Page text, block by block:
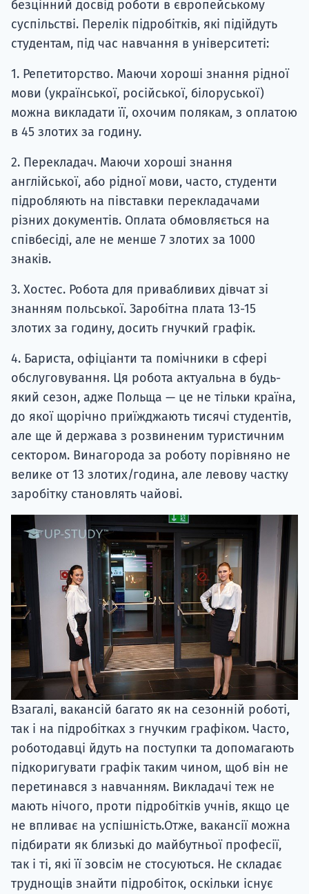
безцінний досвід роботи в європейському
суспільстві. Перелік підробітків, які підійдуть
студентам, під час навчання в університеті:
1. Репетиторство. Маючи хороші знання рідної
мови (української, російської, білоруської)
можна викладати її, охочим полякам, з оплатою
в 45 злотих за годину.
2. Перекладач. Маючи хороші знання
англійської, або рідної мови, часто, студенти
підробляють на півставки перекладачами
різних документів. Оплата обмовляється на
співбесіді, але не менше 7 злотих за 1000
знаків.
3. Хостес. Робота для привабливих дівчат зі
знанням польської. Заробітна плата 13-15
злотих за годину, досить гнучкий графік.
4. Бариста, офіціанти та помічники в сфері
обслуговування. Ця робота актуальна в будь-
який сезон, адже Польща — це не тільки країна,
до якої щорічно приїжджають тисячі студентів,
але ще й держава з розвиненим туристичним
сектором. Винагорода за роботу порівняно не
велике от 13 злотих/година, але левову частку
заробітку становлять чайові.
Взагалі, вакансій багато як на сезонній роботі,
так і на підробітках з гнучким графіком. Часто,
роботодавці йдуть на поступки та допомагають
підкоригувати графік таким чином, щоб він не
перетинався з навчанням. Викладачі теж не
мають нічого, проти підробітків учнів, якщо це
не впливає на успішність.Отже, вакансії можна
підбирати як близькі до майбутньої професії,
так і ті, які її зовсім не стосуються. Не складає
труднощів знайти підробіток, оскільки існує